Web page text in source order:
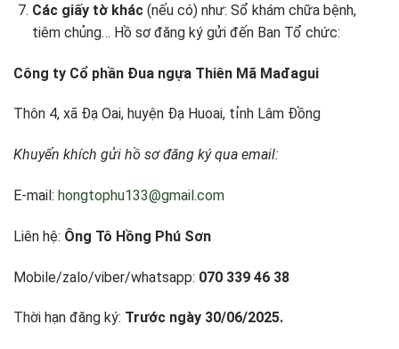
Các giấy tờ khác (nếu có) như: Sổ khám chữa bệnh,
tiêm chủng… Hồ sơ đăng ký gửi đến Ban Tổ chức:
Công ty Cổ phần Đua ngựa Thiên Mã Mađagui
Thôn 4, xã Đạ Oai, huyện Đạ Huoai, tỉnh Lâm Đồng
Khuyến khích gửi hồ sơ đăng ký qua email:
E-mail: hongtophu133@gmail.com
Liên hệ: Ông Tô Hồng Phú Sơn
Mobile/zalo/viber/whatsapp: 070 339 46 38
Thời hạn đăng ký: Trước ngày 30/06/2025.